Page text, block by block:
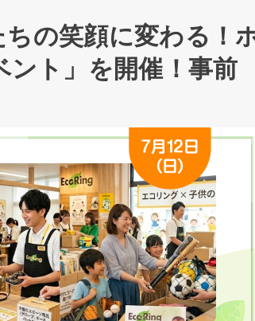
ちの笑顔に変わる！
ント」を開催！事前